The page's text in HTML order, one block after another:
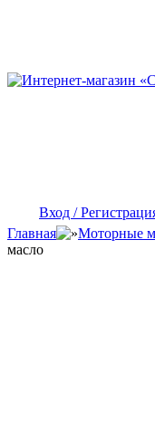
Вход /
Главная
Моторные
масло